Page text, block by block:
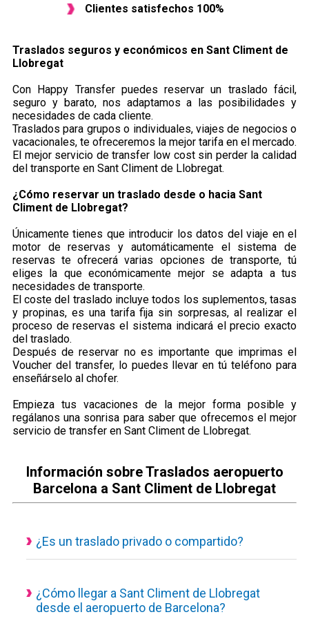
Clientes satisfechos 100%
Traslados seguros y económicos en ​Sant Climent de
Llobregat
Con Happy Transfer puedes reservar un traslado fácil,
seguro y barato, nos adaptamos a las posibilidades y
necesidades de cada cliente.
Traslados para grupos o individuales, viajes de negocios o
vacacionales, te ofreceremos la mejor tarifa en el mercado.
El mejor servicio de transfer low cost sin perder la calidad
del transporte en Sant Climent de Llobregat.
¿Cómo reservar un traslado desde o hacia Sant
Climent de Llobregat?
Únicamente tienes que introducir los datos del viaje en el
motor de reservas y automáticamente el sistema de
reservas te ofrecerá varias opciones de transporte, tú
eliges la que económicamente mejor se adapta a tus
necesidades de transporte.
El coste del traslado incluye todos los suplementos, tasas
y propinas, es una tarifa fija sin sorpresas, al realizar el
proceso de reservas el sistema indicará el precio exacto
del traslado.
Después de reservar no es importante que imprimas el
Voucher del transfer, lo puedes llevar en tú teléfono para
enseñárselo al chofer.
Empieza tus vacaciones de la mejor forma posible y
regálanos una sonrisa para saber que ofrecemos el mejor
servicio de transfer en Sant Climent de Llobregat.
Información sobre Traslados aeropuerto
Barcelona a Sant Climent de Llobregat
¿Es un traslado privado o compartido?
Todos nuestros servicios de transporte disponibles son
el vehículo es de uso exclusivo para ti y tus acompañantes.
¿Cómo llegar a Sant Climent de Llobregat
desde el aeropuerto de Barcelona?